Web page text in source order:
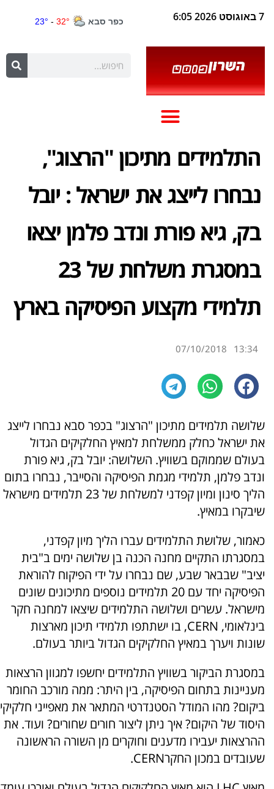
7 באוגוסט 2026 6:05
התלמידים מתיכון "הרצוג",
נבחרו לייצג את ישראל : יובל
בק, גיא פורת ונדב פלמן יצאו
במסגרת משלחת של 23
תלמידי מקצוע הפיסיקה בארץ
13:34
07/10/2018
שלושה תלמידים מתיכון "הרצוג" בכפר סבא נבחרו לייצג
את ישראל כחלק ממשלחת למאיץ החלקיקים הגדול
בעולם שממוקם בשוויץ. השלושה: יובל בק, גיא פורת
ונדב פלמן, תלמידי מגמת הפיסיקה והסייבר, נבחרו בתום
הליך סינון ומיון קפדני למשלחת של 23 תלמידים מישראל
שיבקרו במאיץ.
כאמור, שלושת התלמידים עברו הליך מיון קפדני,
במסגרתו התקיים מחנה הכנה בן שלושה ימים ב"בית
יציב" שבבאר שבע, שם נבחרו על ידי הפיקוח להוראת
הפיסיקה יחד עם 20 תלמידים נוספים מתיכונים שונים
מישראל. עשרים ושלושה התלמידים שיצאו למחנה חקר
בינלאומי, CERN, בו ישתתפו תלמידי תיכון מארצות
שונות ויערך במאיץ החלקיקים הגדול ביותר בעולם.
במסגרת הביקור בשוויץ התלמידים יחשפו למגוון הרצאות
מעניינות בתחום הפיסיקה, בין היתר: ממה מורכב החומר
ביקום? מהו המודל הסטנדרטי המתאר את מאפייני חלקיקי
היסוד של היקום? איך ניתן ליצור חורים שחורים? ועוד. את
ההרצאות יעבירו מדענים וחוקרים מן השורה הראשונה
שעובדים במכון החקרCERN.